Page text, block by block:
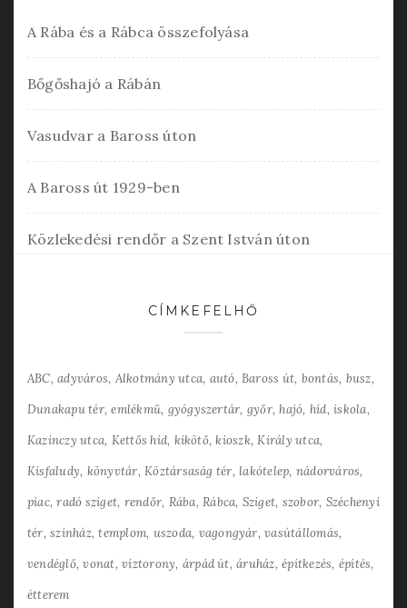
A Rába és a Rábca összefolyása
Bőgőshajó a Rábán
Vasudvar a Baross úton
A Baross út 1929-ben
Közlekedési rendőr a Szent István úton
CÍMKEFELHŐ
ABC adyváros Alkotmány utca autó Baross út bontás busz
Dunakapu tér emlékmű gyógyszertár győr hajó híd iskola
Kazinczy utca Kettős híd kikötő kioszk Király utca
Kisfaludy könyvtár Köztársaság tér lakótelep nádorváros
piac radó sziget rendőr Rába Rábca Sziget szobor Széchenyi
tér színház templom uszoda vagongyár vasútállomás
vendéglő vonat víztorony árpád út áruház építkezés építés
étterem